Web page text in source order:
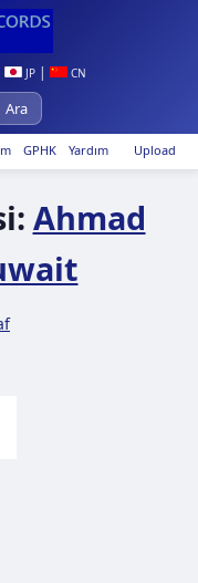
JP | CN
Upload
GPHK Yardım
Ahmad